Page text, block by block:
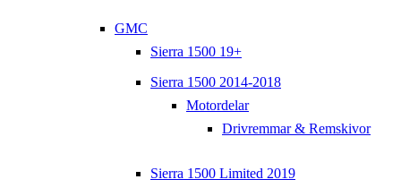
GMC
Sierra 1500 19+
Sierra 1500 2014-2018
Motordelar
Drivremmar & Remskivor
Sierra 1500 Limited 2019